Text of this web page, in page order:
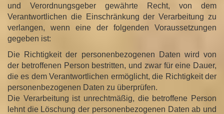
und Verordnungsgeber gewährte Recht, von dem
Verantwortlichen die Einschränkung der Verarbeitung zu
verlangen, wenn eine der folgenden Voraussetzungen
gegeben ist:
Die Richtigkeit der personenbezogenen Daten wird von
der betroffenen Person bestritten, und zwar für eine Dauer,
die es dem Verantwortlichen ermöglicht, die Richtigkeit der
personenbezogenen Daten zu überprüfen.
Die Verarbeitung ist unrechtmäßig, die betroffene Person
lehnt die Löschung der personenbezogenen Daten ab und